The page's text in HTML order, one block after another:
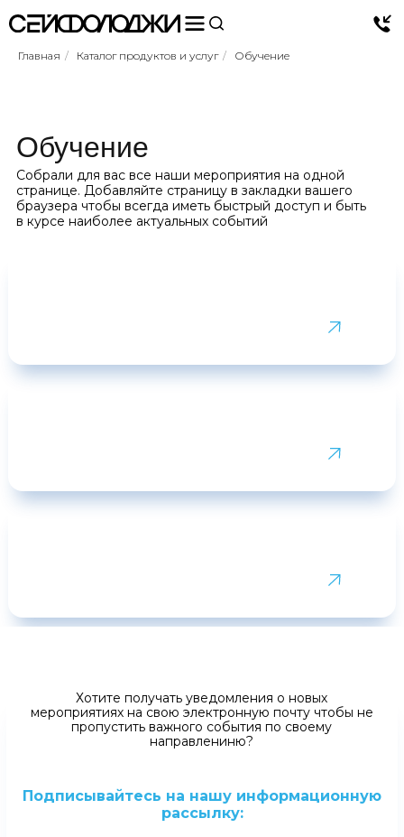
Главная / Каталог продуктов и услуг / Обучение
Обучение
Собрали для вас все наши мероприятия на одной
странице. Добавляйте страницу в закладки вашего
браузера чтобы всегда иметь быстрый доступ и быть
в курсе наиболее актуальных событий
Подписывайтесь на нашу информационную
рассылку:
Хотите получать уведомления о новых
мероприятиях на свою электронную почту чтобы не
пропустить важного события по своему
направлениню?